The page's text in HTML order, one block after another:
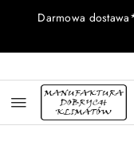
Przejdź do
Przejdź do
Przejdź do
Przejdź do
Przejdź do
Przejdź do
Darmowa